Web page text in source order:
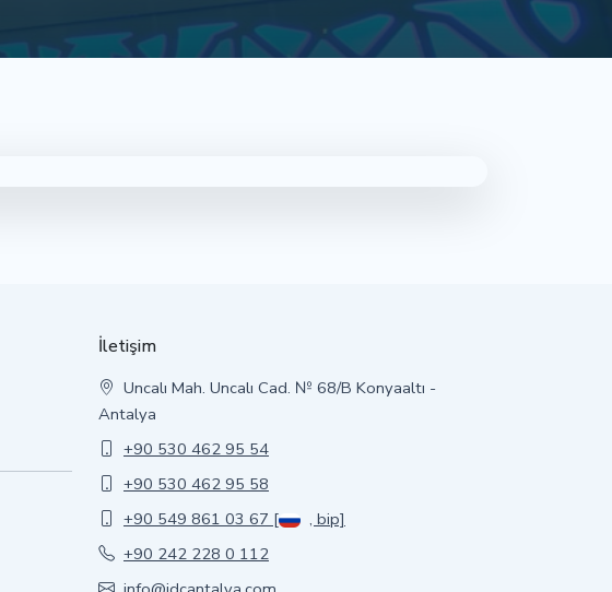
İletişim
Uncalı Mah. Uncalı Cad. № 68/B Konyaaltı -
Antalya
+90 530 462 95 54
+90 530 462 95 58
+90 549 861 03 67 [
, bip]
+90 242 228 0 112